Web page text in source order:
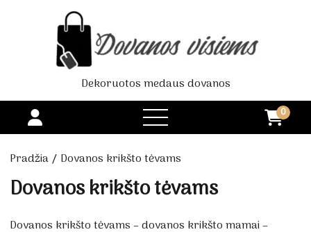
Dekoruotos medaus dovanos
open
menu
0
Pradžia/ Dovanos krikšto tėvams
Dovanos krikšto tėvams
Dovanos krikšto tėvams – dovanos krikšto mamai –